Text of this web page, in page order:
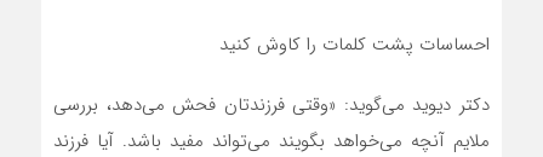
احساسات پشت کلمات را کاوش کنید
دکتر دیوید می‌گوید: «وقتی فرزندتان فحش می‌دهد، بررسی
ملایم آنچه می‌خواهد بگویند می‌تواند مفید باشد. آیا فرزند